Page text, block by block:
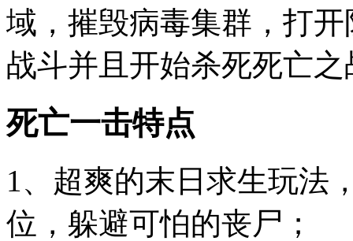
域，摧毁病毒集群，打
战斗并且开始杀死死亡
死亡一击特点
1、超爽的末日求生玩法
位，躲避可怕的丧尸；